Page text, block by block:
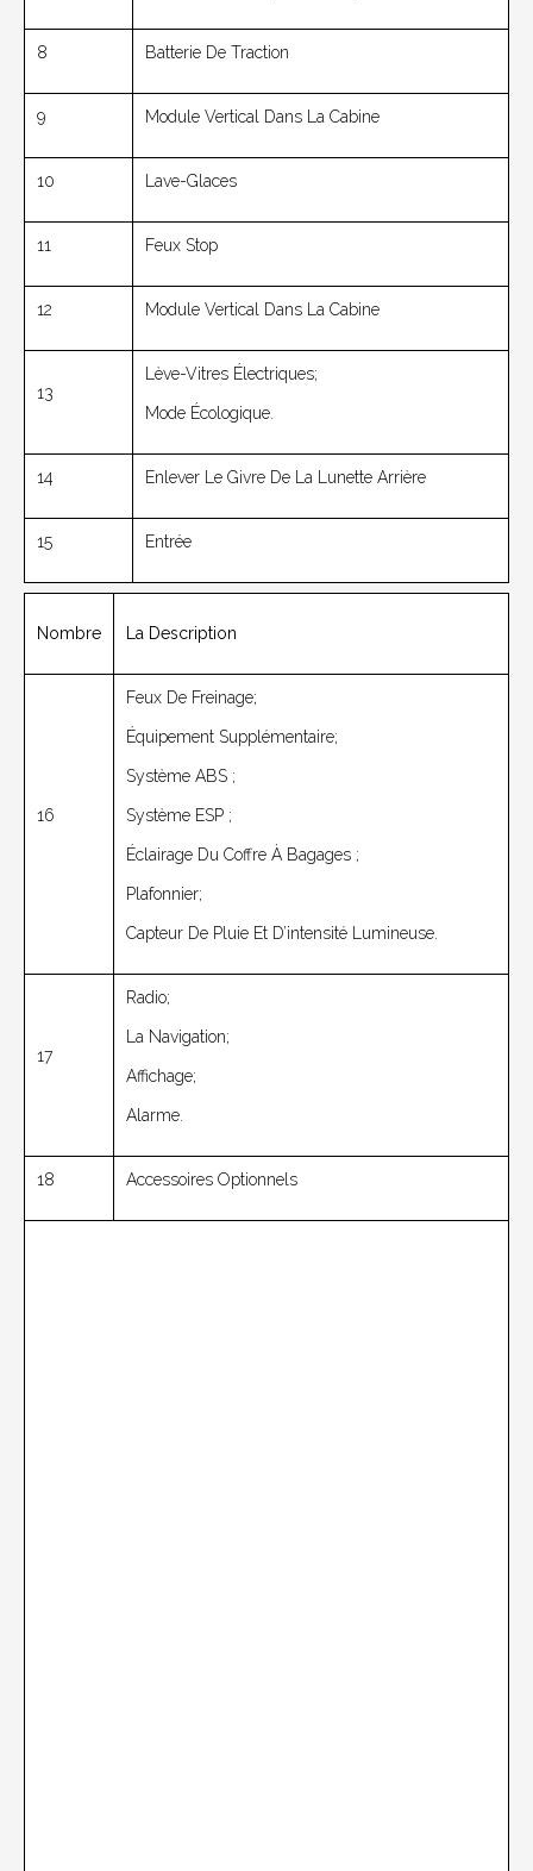
8 Batterie De Traction
9 Module Vertical Dans La Cabine
10 Lave-Glaces
11 Feux Stop
12 Module Vertical Dans La Cabine
13
Lève-Vitres Électriques;
Mode Écologique.
14 Enlever Le Givre De La Lunette Arrière
15 Entrée
Nombre La Description
16
Feux De Freinage;
Équipement Supplémentaire;
Système ABS ;
Système ESP ;
Éclairage Du Coffre À Bagages ;
Plafonnier;
Capteur De Pluie Et D’intensité Lumineuse.
17
Radio;
La Navigation;
Affichage;
Alarme.
18 Accessoires Optionnels